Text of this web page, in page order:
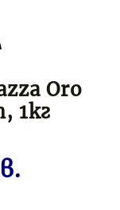
Oro
1кг